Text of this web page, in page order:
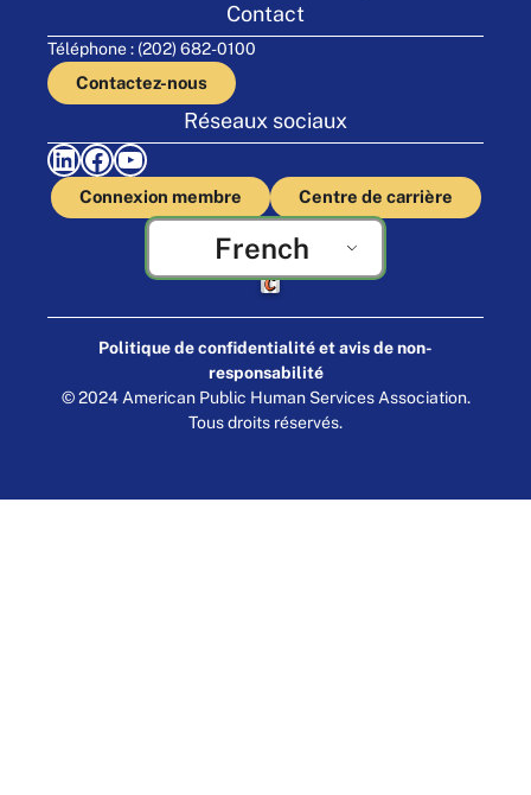
Contact
Téléphone : (202) 682-0100
Contactez-nous
Réseaux sociaux
LinkedIn Facebook YouTube
Connexion membre Centre de carrière
French
Fabriqué par Cornershop Creative
Politique de confidentialité et avis de non-
responsabilité
© 2024 American Public Human Services Association.
Tous droits réservés.